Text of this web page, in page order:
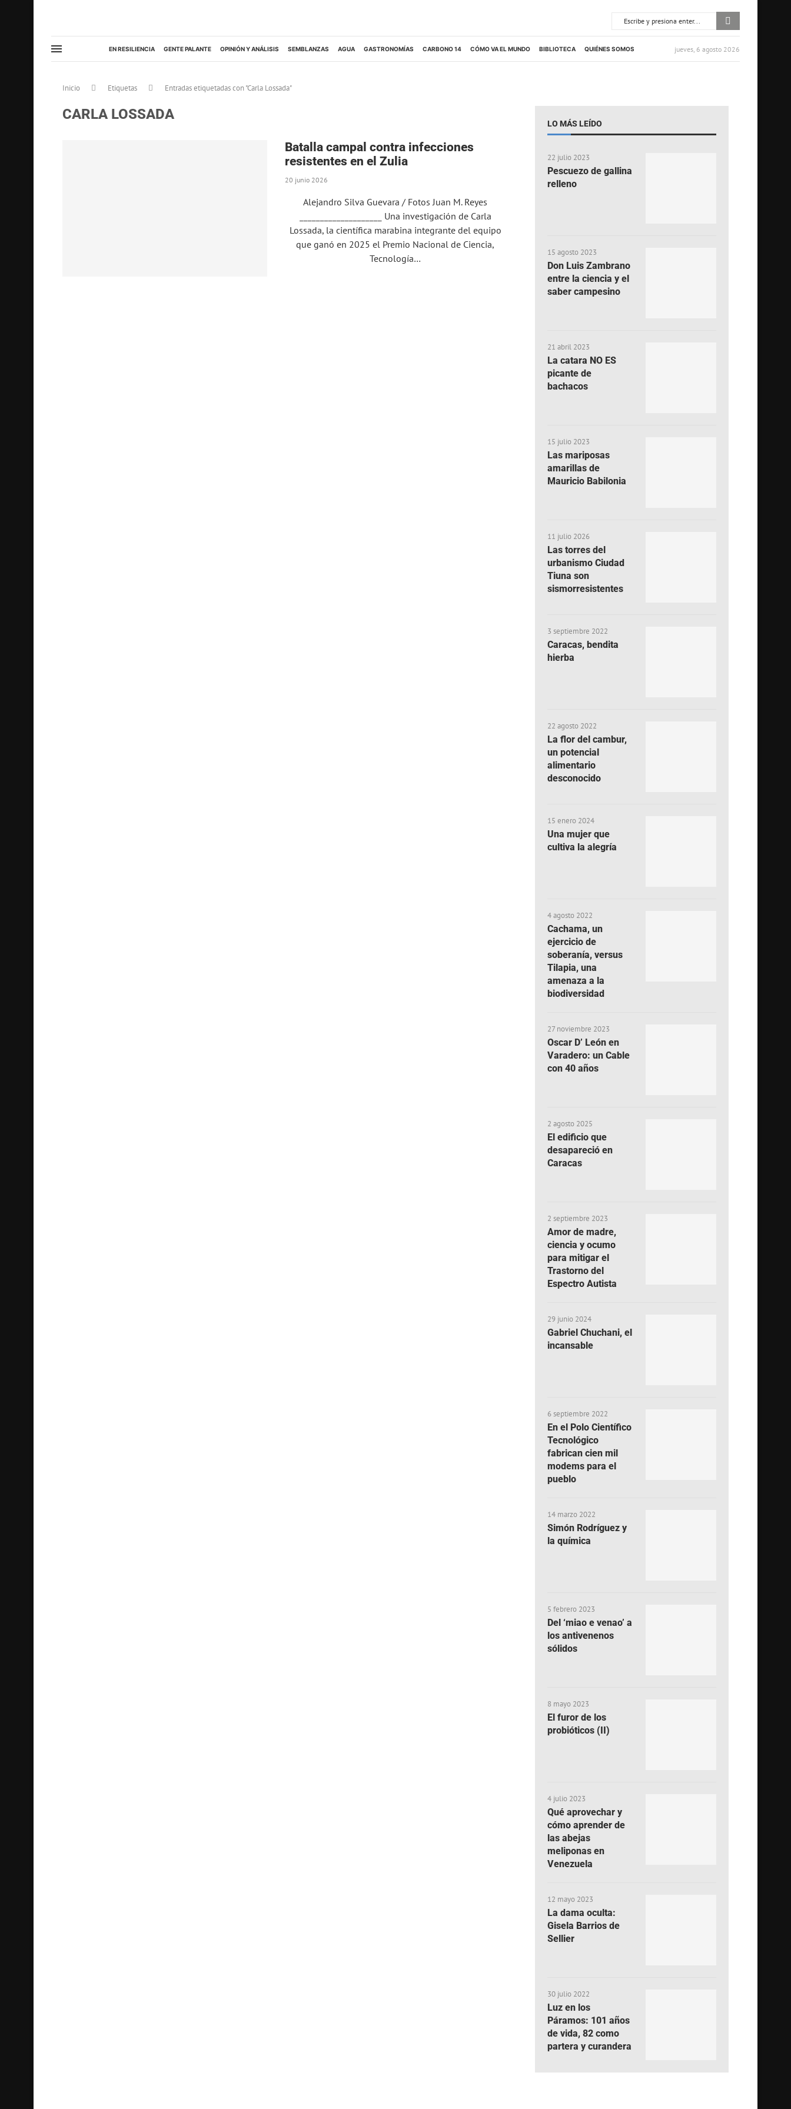
EN RESILIENCIA GENTE PALANTE OPINIÓN Y ANÁLISIS SEMBLANZAS AGUA GASTRONOMÍAS CARBONO 14 CÓMO VA EL MUNDO BIBLIOTECA QUIÉNES SOMOS jueves, 6 agosto 2026
Inicio Etiquetas Entradas etiquetadas con "Carla Lossada"
CARLA LOSSADA
Batalla campal contra infecciones
resistentes en el Zulia
20 junio 2026
Alejandro Silva Guevara / Fotos Juan M. Reyes
____________________ Una investigación de Carla
Lossada, la científica marabina integrante del equipo
que ganó en 2025 el Premio Nacional de Ciencia,
Tecnología…
LO MÁS LEÍDO
22 julio 2023
Pescuezo de gallina
relleno
15 agosto 2023
Don Luis Zambrano
entre la ciencia y el
saber campesino
21 abril 2023
La catara NO ES
picante de
bachacos
15 julio 2023
Las mariposas
amarillas de
Mauricio Babilonia
11 julio 2026
Las torres del
urbanismo Ciudad
Tiuna son
sismorresistentes
3 septiembre 2022
Caracas, bendita
hierba
22 agosto 2022
La flor del cambur,
un potencial
alimentario
desconocido
15 enero 2024
Una mujer que
cultiva la alegría
4 agosto 2022
Cachama, un
ejercicio de
soberanía, versus
Tilapia, una
amenaza a la
biodiversidad
27 noviembre 2023
Oscar D’ León en
Varadero: un Cable
con 40 años
2 agosto 2025
El edificio que
desapareció en
Caracas
2 septiembre 2023
Amor de madre,
ciencia y ocumo
para mitigar el
Trastorno del
Espectro Autista
29 junio 2024
Gabriel Chuchani, el
incansable
6 septiembre 2022
En el Polo Científico
Tecnológico
fabrican cien mil
modems para el
pueblo
14 marzo 2022
Simón Rodríguez y
la química
5 febrero 2023
Del ‘miao e venao’ a
los antivenenos
sólidos
8 mayo 2023
El furor de los
probióticos (II)
4 julio 2023
Qué aprovechar y
cómo aprender de
las abejas
meliponas en
Venezuela
12 mayo 2023
La dama oculta:
Gisela Barrios de
Sellier
30 julio 2022
Luz en los
Páramos: 101 años
de vida, 82 como
partera y curandera